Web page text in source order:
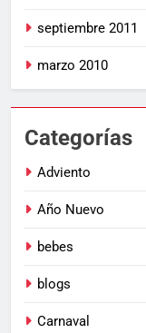
septiembre 2011
marzo 2010
Categorías
Adviento
Año Nuevo
bebes
blogs
Carnaval